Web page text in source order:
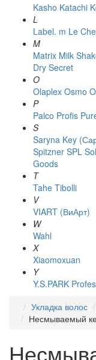
Kasho Katachi
L
Label. m Le
M
Matrix Milk
Dry Secret
O
Olaplex Osmo
P
Palco Profis
S
Saryna Key
Spitzner SPL
Goods
T
Tahe Tibolli
V
VIART (ВиАрт)
W
Wahl
X
Xiaomoxuan
Y
Y.S.PARK
Укладка волос
Несмываемый